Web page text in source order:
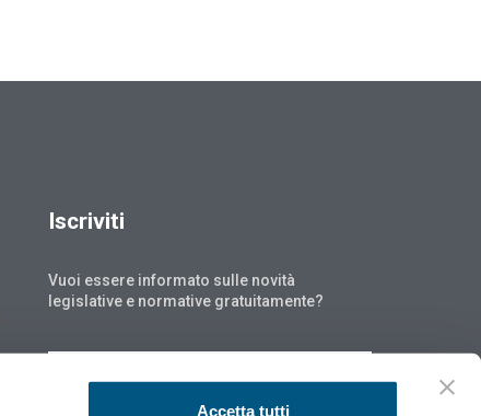
Accetta tutti
Iscriviti
Vuoi essere informato sulle novità
legislative e normative gratuitamente?
ISCRIVITI